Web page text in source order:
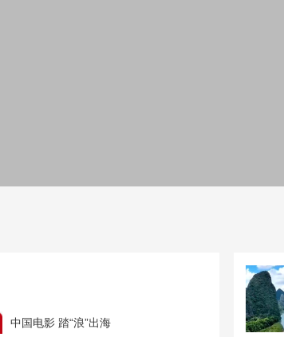
中国电影 踏“浪”出海